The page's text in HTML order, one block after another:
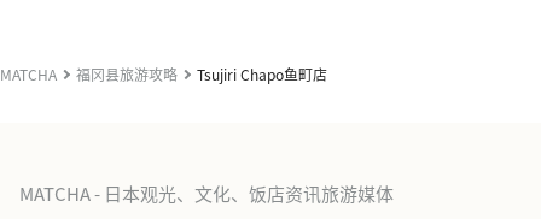
MATCHA 福冈县旅游攻略 Tsujiri Chapo鱼町店
MATCHA - 日本观光、文化、饭店资讯旅游媒体